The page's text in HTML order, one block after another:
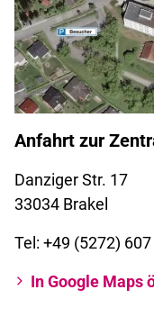
Anfahrt zur
Danziger Str. 17
33034 Brakel
Tel: +49 (5272) 607
In Google Maps